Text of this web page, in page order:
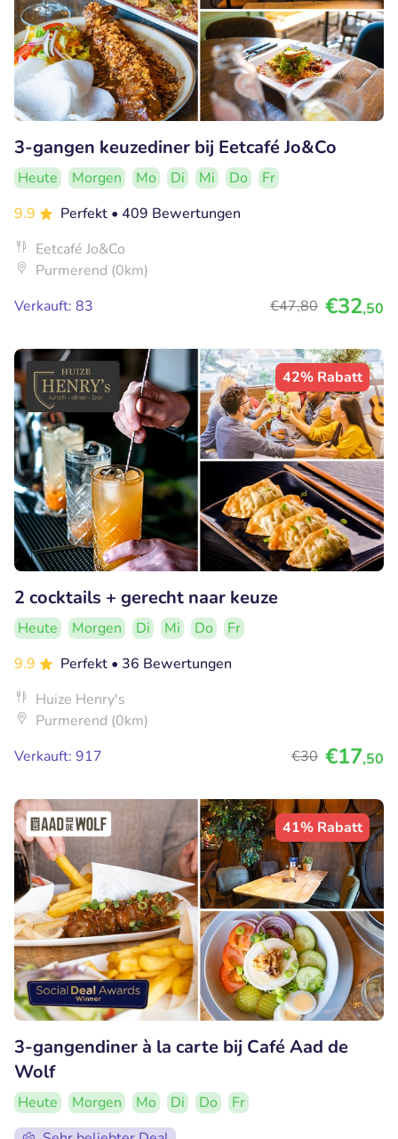
3-gangen keuzediner bij Eetcafé Jo&Co
Heute Morgen Mo Di Mi Do
Fr
9.9
Perfekt • 409 Bewertungen
Eetcafé Jo&Co
Purmerend (0km)
Verkauft: 83
€47,80 €32,50
42% Rabatt
2 cocktails + gerecht naar keuze
Heute Morgen Di Mi Do
Fr
9.9
Perfekt • 36 Bewertungen
Huize Henry's
Purmerend (0km)
Verkauft: 917
€30 €17,50
41% Rabatt
3-gangendiner à la carte bij Café Aad de
Wolf
Heute Morgen Mo Di Do
Fr